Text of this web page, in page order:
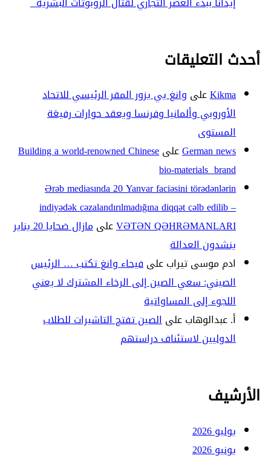
أحدث التعليقات
Kikmaعلى وانغ يي يزور المقر الرئيسي للاتحاد
الأوروبي وألمانيا وفرنسا ويعقد حوارات رفيعَة
المستوى
German newsعلىBuilding a world-renowned Chinese
bio-materials brand
Ərəb mediasında 20 Yanvar faciəsini törədənlərin
indiyədək cəzalandırılmadığına diqqət cəlb edilib –
VƏTƏN QƏHRƏMANLARIعلى
مازال ضحايا 20 يناير
ينشدون العدالة
ادم موسى تيرابعلىفيحاء وانغ تكتب … الرئيس
الصيني: سعي الصين إلى الرخاء المشترك لا يعني
اللجوء إلى المساواتية
أ. عبدالوهابعلىالصين تفتح التاشيرات للطلاب
الدوليين لاستئناف دراستهم
الأرشيف
يوليو 2026
يونيو 2026